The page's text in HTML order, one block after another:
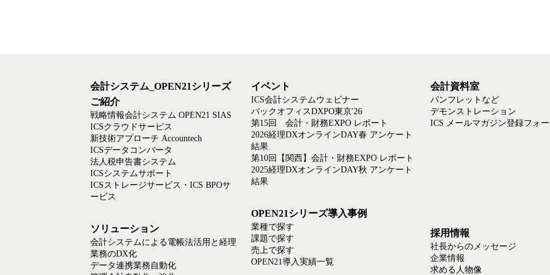
会計システム_OPEN21シリーズ
ご紹介
戦略情報会計システム OPEN21 SIAS
ICSクラウドサービス
新技術アプローチ Accountech
ICSデータコンバータ
法人税申告書システム
ICSシステムサポート
ICSストレージサービス・ICS BPOサ
ービス
ソリューション
会計システムによる電帳法活用と経理
業務のDX化
データ連携業務自動化
イベント
ICS会計システムウェビナー
バックオフィスDXPO東京'26
第15回 会計・財務EXPO レポート
2026経理DXオンラインDAY春 アンケート
結果
第10回【関西】会計・財務EXPO レポート
2025経理DXオンラインDAY秋 アンケート
結果
OPEN21シリーズ導入事例
業種で探す
課題で探す
売上で探す
OPEN21導入実績一覧
会計資料室
パンフレットなど
デモンストレーション
ICS メールマガジン登録フォ
採用情報
社長からのメッセージ
企業情報
求める人物像